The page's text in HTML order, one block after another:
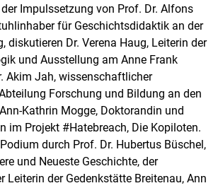
Impulssetzung von Prof. Dr. Alfons
für Geschichtsdidaktik an der
diskutieren Dr. Verena Haug, Leiterin der
und Ausstellung am Anne Frank
Akim Jah, wissenschaftlicher
Forschung und Bildung an den
Kathrin Mogge, Doktorandin und
im Projekt #Hatebreach, Die Kopiloten.
durch Prof. Dr. Hubertus Büschel,
und Neueste Geschichte, der
Leiterin der Gedenkstätte Breitenau, Ann